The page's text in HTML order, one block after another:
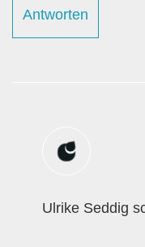
Antworten
Ulrike Seddig